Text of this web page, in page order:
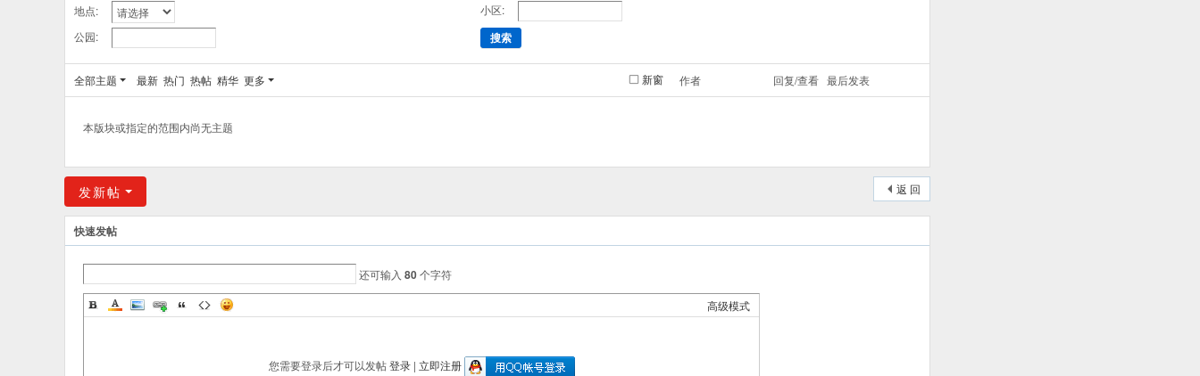
地点:
小区:
公园:
搜索
新窗
全部主题 最新 热门 热帖 精华 更多 作者 回复/查看 最后发表
本版块或指定的范围内尚无主题
返 回
发新帖
快速发帖
还可输入 80个字符
高级模式
您需要登录后才可以发帖登录| 立即注册